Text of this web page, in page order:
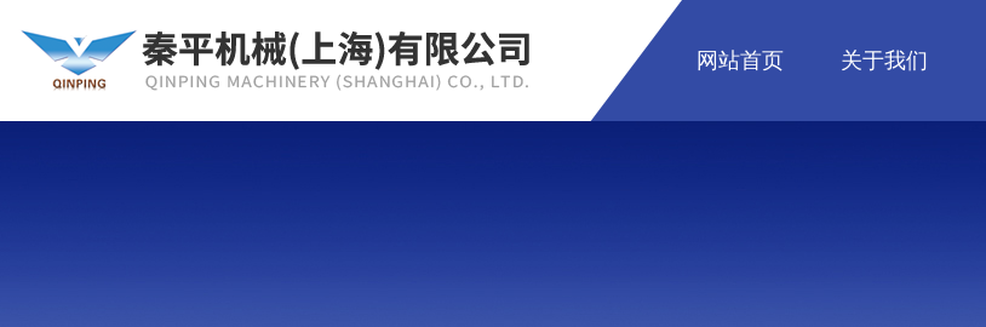
网站首页 关于我们